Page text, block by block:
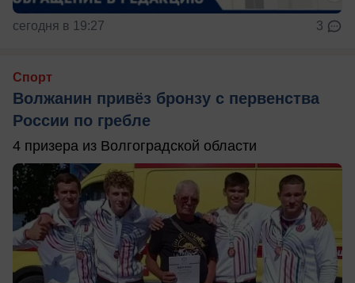
сегодня в 19:27 3
Спорт
Волжанин привёз бронзу с первенства
России по гребле
4 призера из Волгоградской области